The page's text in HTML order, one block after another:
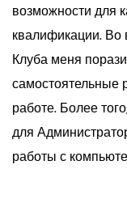
возможности для
квалификации. Во
Клуба меня
самостоятельные
работе. Более
для
работы с